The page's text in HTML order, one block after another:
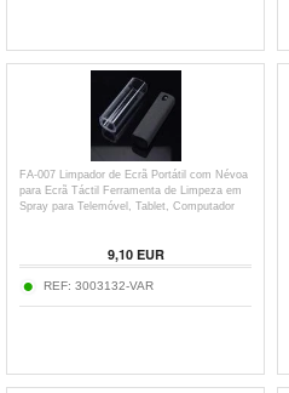
FA-007 Limpador de Ecrã Portátil com Névoa
para Ecrã Táctil Ferramenta de Limpeza em
Spray para Telemóvel, Tablet, Computador
9,10EUR
REF: 3003132-VAR